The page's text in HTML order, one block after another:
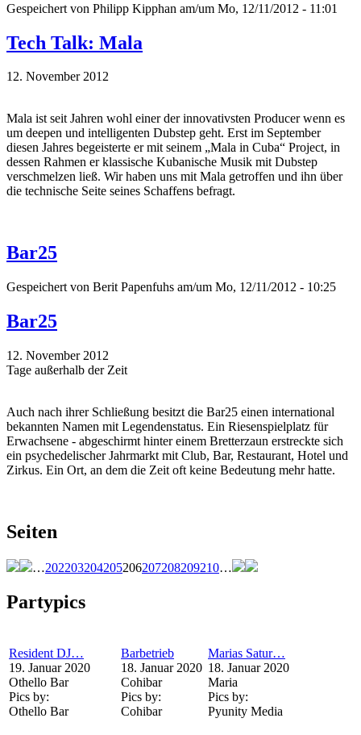
Gespeichert von Philipp Kipphan am/um Mo, 12/11/2012 - 11:01
Tech Talk: Mala
12. November 2012
Mala ist seit Jahren wohl einer der innovativsten Producer wenn es
um deepen und intelligenten Dubstep geht. Erst im September
diesen Jahres begeisterte er mit seinem „Mala in Cuba“ Project, in
dessen Rahmen er klassische Kubanische Musik mit Dubstep
verschmelzen ließ. Wir haben uns mit Mala getroffen und ihn über
die technische Seite seines Schaffens befragt.
Bar25
Gespeichert von Berit Papenfuhs am/um Mo, 12/11/2012 - 10:25
Bar25
12. November 2012
Tage außerhalb der Zeit
Auch nach ihrer Schließung besitzt die Bar25 einen international
bekannten Namen mit Legendenstatus. Ein Riesenspielplatz für
Erwachsene - abgeschirmt hinter einem Bretterzaun erstreckte sich
ein psychedelischer Jahrmarkt mit Club, Bar, Restaurant, Hotel und
Zirkus. Ein Ort, an dem die Zeit oft keine Bedeutung mehr hatte.
Seiten
…202203204205206207208209210…
Partypics
Resident DJ…
19. Januar 2020
Othello Bar
Pics by:
Othello Bar
Barbetrieb
18. Januar 2020
Cohibar
Pics by:
Cohibar
Marias Satur…
18. Januar 2020
Maria
Pics by:
Pyunity Media